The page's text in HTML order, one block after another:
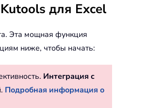
для Excel
Эта мощная функция
ниже, чтобы начать:
Интеграция с
Подробная информация о